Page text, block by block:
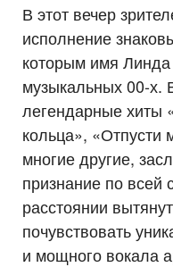
В этот вечер
исполнение
которым имя
музыкальных 00-х.
легендарные хиты
кольца», «Отпусти
многие другие,
признание по всей
расстоянии
почувствовать
и мощного вокала